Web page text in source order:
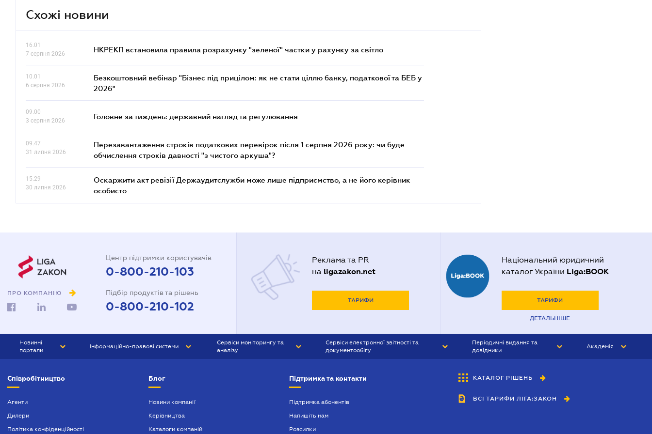
Схожі новини
16.01
7 серпня 2026
НКРЕКП встановила правила розрахунку "зеленої" частки у рахунку за світло
10.01
6 серпня 2026
Безкоштовний вебінар "Бізнес під прицілом: як не стати ціллю банку, податкової та БЕБ у
2026"
09.00
3 серпня 2026
Головне за тиждень: державний нагляд та регулювання
09.47
31 липня 2026
Перезавантаження строків податкових перевірок після 1 серпня 2026 року: чи буде
обчислення строків давності "з чистого аркуша"?
15.29
30 липня 2026
Оскаржити акт ревізії Держаудитслужби може лише підприємство, а не його керівник
особисто
ПРО КОМПАНІЮ
Центр підтримки користувачів
0-800-210-103
Підбір продуктів та рішень
0-800-210-102
Реклама та PR
на ligazakon.net
ТАРИФИ
Національний юридичний
каталог України Liga:BOOK
ТАРИФИ
ДЕТАЛЬНІШЕ
Новинні
портали
БІЗНЕС
Інформаційно-правові системи
БУХГАЛТЕР ПРОФ
Сервіси моніторингу та
аналізу
Сервіси електронної звітності та
документообігу
Періодичні видання та
довідники
БУХГАЛТЕР&ЗАКОН
ВІСНИК МСФЗ
Академія
Співробітництво
Агенти
Дилери
Політика конфіденційності
Блог
Новини компанії
Керівництва
Каталоги компаній
Підтримка та контакти
Підтримка абонентів
Напишіть нам
Розсилки
КАТАЛОГ РІШЕНЬ
ВСІ ТАРИФИ ЛІГА:ЗАКОН